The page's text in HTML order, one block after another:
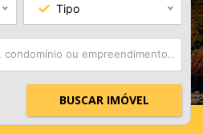
Tipo
BUSCAR IMÓVEL